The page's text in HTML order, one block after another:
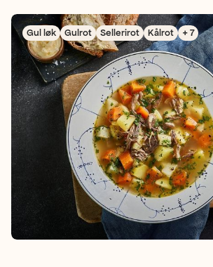
Gul løk Gulrot Sellerirot Kålrot + 7